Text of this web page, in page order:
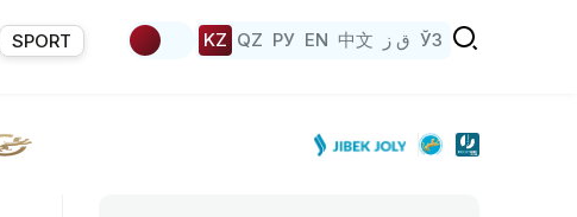
SPORT KZ QZ РУ EN 中文 ق ز ЎЗ